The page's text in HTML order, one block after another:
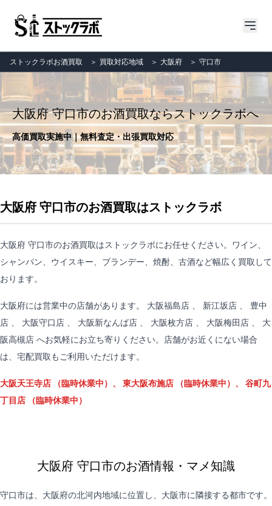
ストックラボお酒買取 ＞ 買取対応地域 ＞ 大阪府 ＞ 守口市
大阪府 守口市のお酒買取ならストックラボへ
高価買取実施中｜無料査定・出張買取対応
大阪府 守口市のお酒買取はストックラボ
大阪府 守口市のお酒買取はストックラボにお任せください。ワイン、
シャンパン、ウイスキー、ブランデー、焼酎、古酒など幅広く買取して
おります。
大阪府には営業中の店舗があります。 大阪福島店 新江坂店
豊中
店
大阪守口店 大阪新なんば店 大阪枚方店 大阪梅田店
大
阪高槻店 へお気軽にお立ち寄りください。店舗がお近くにない場合
は、 宅配買取 もご利用いただけます。
大阪天王寺店 （臨時休業中）、 東大阪布施店 （臨時休業中）、 谷町九
丁目店 （臨時休業中）
大阪府 守口市のお酒情報・マメ知識
守口市は、大阪府の北河内地域に位置し、大阪市に隣接する都市です。